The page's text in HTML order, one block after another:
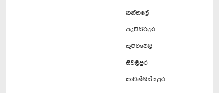
කන්තලේ
පදවිසිරිපුර
කුච්චවේලි
සීවලිපුර
කාවන්තිස්සපුර